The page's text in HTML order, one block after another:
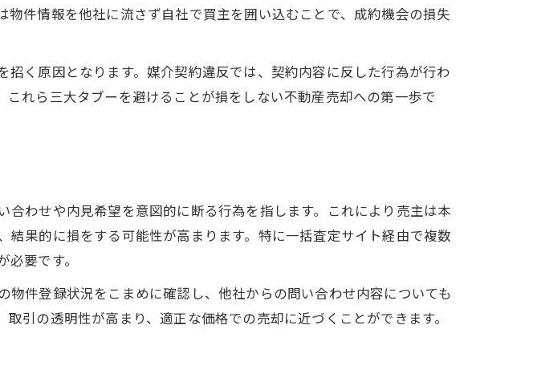
件情報を他社に流さず自社で買主を囲い込むことで、成約機会の損失
く原因となります。媒介契約違反では、契約内容に反した行為が行わ
れら三大タブーを避けることが損をしない不動産売却への第一歩で
わせや内見希望を意図的に断る行為を指します。これにより売主は本
果的に損をする可能性が高まります。特に一括査定サイト経由で複数
要です。
件登録状況をこまめに確認し、他社からの問い合わせ内容についても
引の透明性が高まり、適正な価格での売却に近づくことができます。